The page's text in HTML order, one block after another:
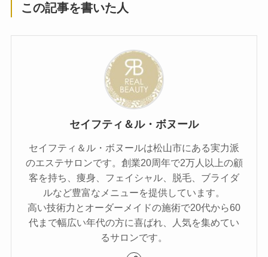
この記事を書いた人
セイフティ＆ル・ボヌール
セイフティ＆ル・ボヌールは松山市にある実力派
のエステサロンです。創業20周年で2万人以上の顧
客を持ち、痩身、フェイシャル、脱毛、ブライダ
ルなど豊富なメニューを提供しています。
高い技術力とオーダーメイドの施術で20代から60
代まで幅広い年代の方に喜ばれ、人気を集めてい
るサロンです。